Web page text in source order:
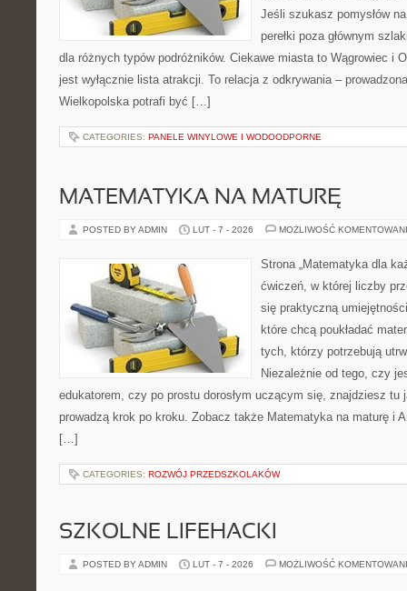
Jeśli szukasz pomysłów
perełki poza głównym
dla różnych typów podróżników. Ciekawe miasta to Wągrowiec i
jest wyłącznie lista atrakcji. To relacja z odkrywania –
Wielkopolska potrafi być […]
CATEGORIES: PANELE WINYLOWE I WODOODPORNE
MATEMATYKA NA MATURĘ
POSTED BY ADMIN LUT - 7 - 2026 MOŻLIWOŚĆ
Strona „Matematyka dla
ćwiczeń, w której liczby
się praktyczną
które chcą poukładać
tych, którzy potrzebują
Niezależnie od tego, czy
edukatorem, czy po prostu dorosłym uczącym się, znajdziesz tu
prowadzą krok po kroku. Zobacz także Matematyka na maturę i
[…]
CATEGORIES: ROZWÓJ PRZEDSZKOLAKÓW
SZKOLNE LIFEHACKI
POSTED BY ADMIN LUT - 7 - 2026 MOŻLIWOŚĆ